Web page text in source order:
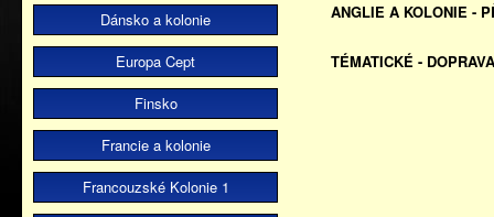
Dánsko a kolonie
Europa Cept
Finsko
Francie a kolonie
Francouzské Kolonie 1
ANGLIE A KOLONIE -
TÉMATICKÉ -